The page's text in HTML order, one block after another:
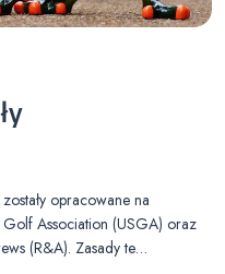
opracowane na
Association (USGA) oraz
(R&A). Zasady te…